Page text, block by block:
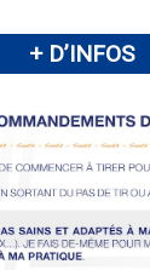
+ D’INFOS